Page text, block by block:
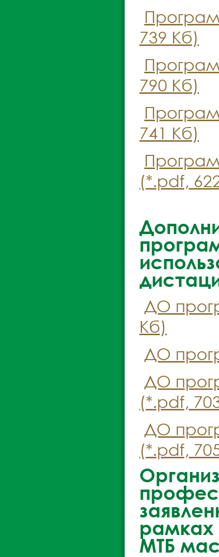
739 Кб)
790 Кб)
741 Кб)
(*.pdf,
ДО
Кб)
ДО
ДО
(*.pdf,
ДО
(*.pdf,
рамках
МТБ